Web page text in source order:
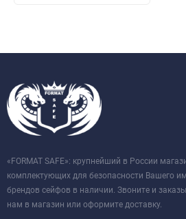
«FORMAT SAFE»: крупнейший в России
комплектующих для безопасности Вашего
брендов сейфов в наличии. Звоните и
нам в магазин или оформите доставку.